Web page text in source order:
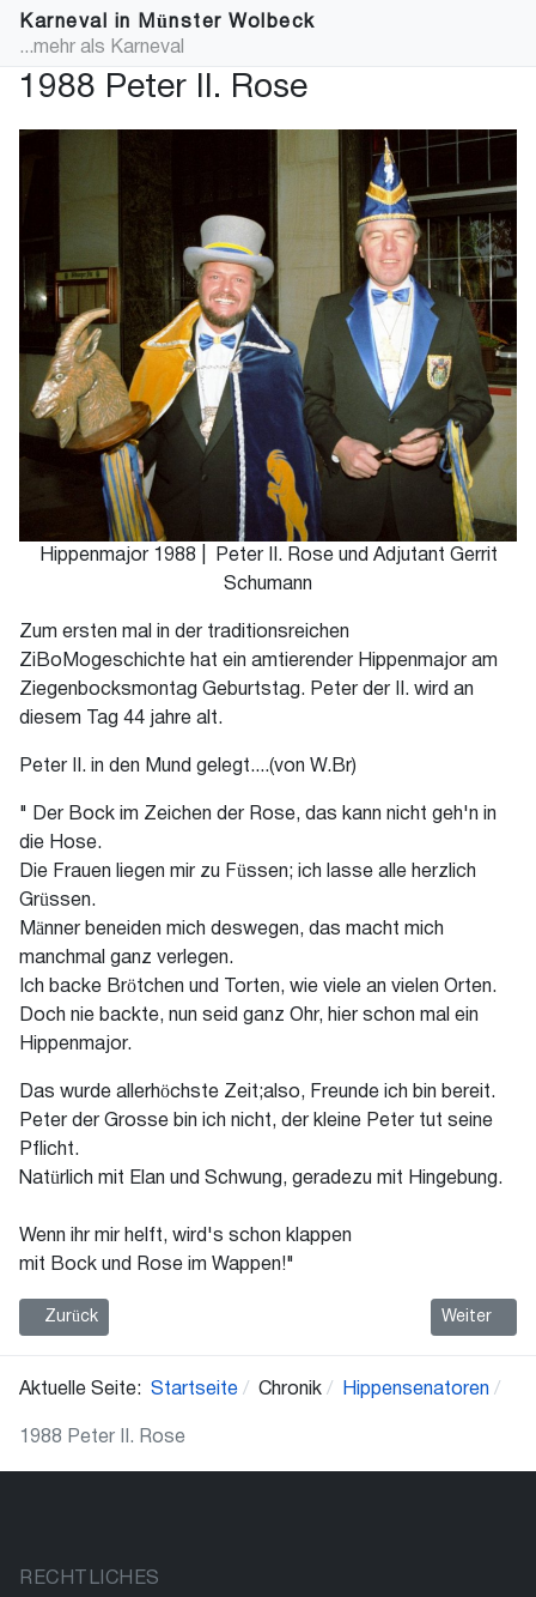
Karneval in Münster Wolbeck
...mehr als Karneval
1988 Peter II. Rose
Hippenmajor 1988 | Peter II. Rose und Adjutant Gerrit
Schumann
Zum ersten mal in der traditionsreichen
ZiBoMogeschichte hat ein amtierender Hippenmajor am
Ziegenbocksmontag Geburtstag. Peter der II. wird an
diesem Tag 44 jahre alt.
Peter II. in den Mund gelegt....(von W.Br)
" Der Bock im Zeichen der Rose, das kann nicht geh'n in
die Hose.
Die Frauen liegen mir zu Füssen; ich lasse alle herzlich
Grüssen.
Männer beneiden mich deswegen, das macht mich
manchmal ganz verlegen.
Ich backe Brötchen und Torten, wie viele an vielen Orten.
Doch nie backte, nun seid ganz Ohr, hier schon mal ein
Hippenmajor.
Das wurde allerhöchste Zeit;also, Freunde ich bin bereit.
Peter der Grosse bin ich nicht, der kleine Peter tut seine
Pflicht.
Natürlich mit Elan und Schwung, geradezu mit Hingebung.
Wenn ihr mir helft, wird's schon klappen
mit Bock und Rose im Wappen!"
Vorheriger Beitrag: 1989 Charly I. Rose
Zurück Nächster
Weiter
Aktuelle Seite: Startseite Chronik Hippensenatoren
1988 Peter II. Rose
RECHTLICHES